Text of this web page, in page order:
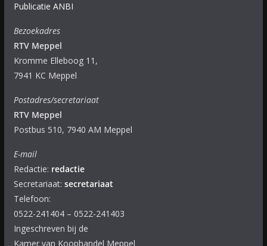
Publicatie ANBI
Bezoekadres
RTV Meppel
Kromme Elleboog 11,
7941 KC Meppel
Postadres/secretariaat
RTV Meppel
Postbus 510, 7940 AM Meppel
E-mail
Redactie: redactie
Secretariaat: secretariaat
Telefoon:
0522-241404 – 0522-241403
Ingeschreven bij de
Kamer van Koophandel Meppel